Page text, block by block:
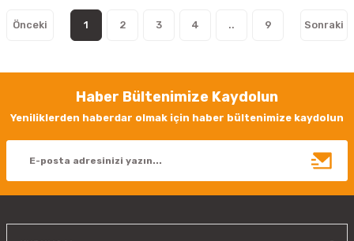
1 2 3 4 .. 9
Haber Bültenimize Kaydolun
Yeniliklerden haberdar olmak için haber bültenimize kaydolun